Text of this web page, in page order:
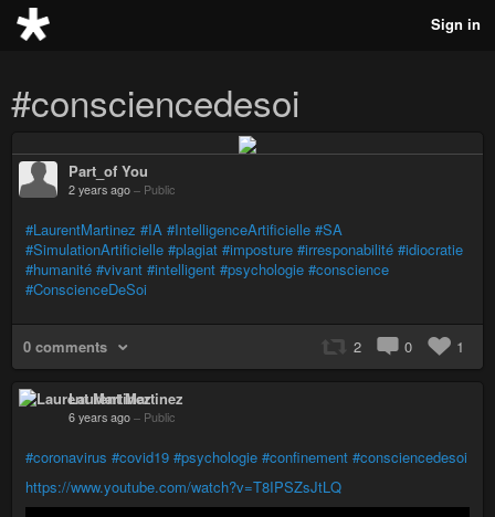
Sign in
#consciencedesoi
Part_of You
2 years ago – Public
#LaurentMartinez #IA #IntelligenceArtificielle #SA
#SimulationArtificielle #plagiat #imposture #irresponabilité #idiocratie
#humanité #vivant #intelligent #psychologie #conscience
#ConscienceDeSoi
0 comments 2 0 1
Laurent Martinez
6 years ago – Public
#coronavirus #covid19 #psychologie #confinement #consciencedesoi
https://www.youtube.com/watch?v=T8IPSZsJtLQ